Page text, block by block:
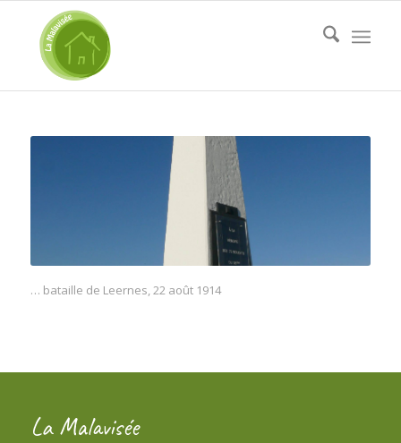
… bataille de Leernes, 22 août 1914
La Malavisée